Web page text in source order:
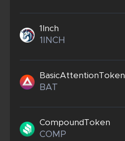
1Inch
1INCH
BasicAttentionToken
BAT
CompoundToken
COMP